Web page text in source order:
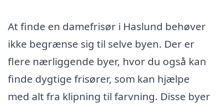
At finde en damefrisør i Haslund behøver
ikke begrænse sig til selve byen. Der er
flere nærliggende byer, hvor du også kan
finde dygtige frisører, som kan hjælpe
med alt fra klipning til farvning. Disse byer